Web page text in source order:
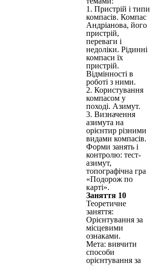
1. Пристрій і типи
компасів. Компас
Андріанова, його
пристрій,
переваги і
недоліки. Рідинні
компаси їх
пристрій.
Відмінності в
роботі з ними.
2. Користування
компасом у
поході. Азимут.
3. Визначення
азимута на
орієнтир різними
видами компасів.
Форми занять і
контролю: тест-
азимут,
топографічна гра
«Подорож по
карті».
Заняття 10
Теоретичне
заняття:
Орієнтування за
місцевими
ознаками.
Мета: вивчити
способи
орієнтування за